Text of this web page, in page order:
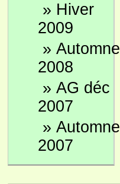
» Hiver
2009
» Automne
2008
» AG déc
2007
» Automne
2007